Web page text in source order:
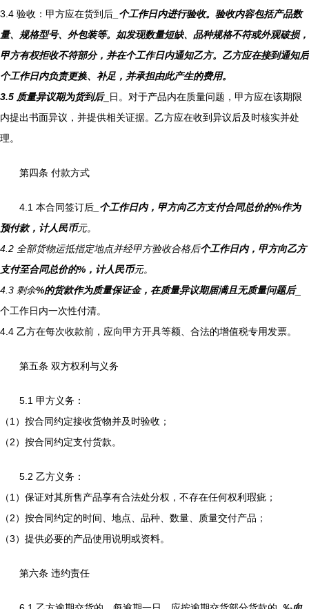
3.4 验收：甲方应在货到后 _个工作日内进行验收。验收内容包括产品数
量、规格型号、外包装等。如发现数量短缺、品种规格不符或外观破损，
甲方有权拒收不符部分，并在个工作日内通知乙方。乙方应在接到通知后
个工作日内负责更换、补足，并承担由此产生的费用。
3.5 质量异议期为货到后_日。对于产品内在质量问题，甲方应在该期限
内提出书面异议，并提供相关证据。乙方应在收到异议后及时核实并处
理。
第四条 付款方式
4.1 本合同签订后 _个工作日内，甲方向乙方支付合同总价的%作为
预付款，计人民币元。
4.2 全部货物运抵指定地点并经甲方验收合格后个工作日内，甲方向乙方
支付至合同总价的%，计人民币元。
4.3 剩余%的货款作为质量保证金，在质量异议期届满且无质量问题后_
个工作日内一次性付清。
4.4 乙方在每次收款前，应向甲方开具等额、合法的增值税专用发票。
第五条 双方权利与义务
5.1 甲方义务：
（1）按合同约定接收货物并及时验收；
（2）按合同约定支付货款。
5.2 乙方义务：
（1）保证对其所售产品享有合法处分权，不存在任何权利瑕疵；
（2）按合同约定的时间、地点、品种、数量、质量交付产品；
（3）提供必要的产品使用说明或资料。
第六条 违约责任